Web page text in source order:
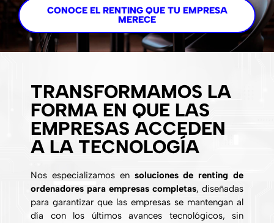
CONOCE EL RENTING QUE TU EMPRESA
MERECE
TRANSFORMAMOS LA
FORMA EN QUE LAS
EMPRESAS ACCEDEN
A LA TECNOLOGÍA
Nos especializamos en soluciones de renting de
ordenadores para empresas completas, diseñadas
para garantizar que las empresas se mantengan al
día con los últimos avances tecnológicos, sin